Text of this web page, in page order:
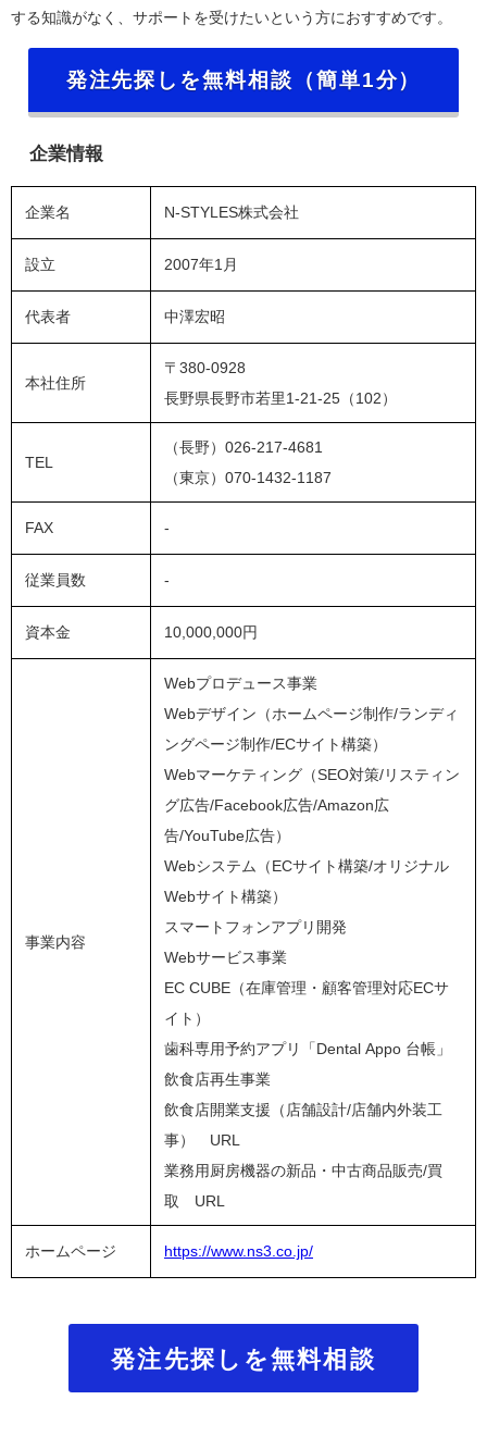
する知識がなく、サポートを受けたいという方におすすめです。
発注先探しを無料相談（簡単1分）
企業情報
企業名 N-STYLES株式会社
設立 2007年1月
代表者 中澤宏昭
本社住所
〒380-0928
長野県長野市若里1-21-25（102）
TEL
（長野）026-217-4681
（東京）070-1432-1187
FAX -
従業員数 -
資本金 10,000,000円
事業内容
Webプロデュース事業
Webデザイン（ホームページ制作/ランディ
ングページ制作/ECサイト構築）
Webマーケティング（SEO対策/リスティン
グ広告/Facebook広告/Amazon広
告/YouTube広告）
Webシステム（ECサイト構築/オリジナル
Webサイト構築）
スマートフォンアプリ開発
Webサービス事業
EC CUBE（在庫管理・顧客管理対応ECサ
イト）
歯科専用予約アプリ「Dental Appo 台帳」
飲食店再生事業
飲食店開業支援（店舗設計/店舗内外装工
事） URL
業務用厨房機器の新品・中古商品販売/買
取 URL
ホームページ https://www.ns3.co.jp/
発注先探しを無料相談